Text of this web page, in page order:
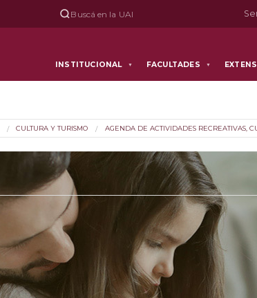
Buscá en la UAI
INSTITUCIONAL ▼ FACULTADES ▼
CULTURA Y TURISMO AGENDA DE ACTIVIDADES RECREATIVAS,